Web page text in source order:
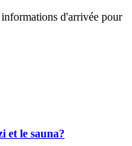
d'arrivée pour
et le sauna?